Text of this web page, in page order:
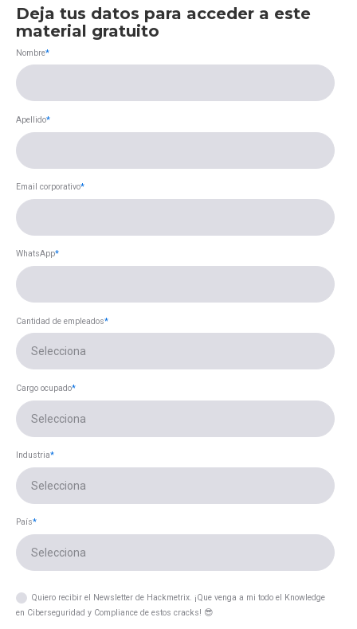
Deja tus datos para acceder a este
material gratuito
Nombre*
Apellido*
Email corporativo*
WhatsApp*
Cantidad de empleados*
Cargo ocupado*
Industria*
País*
Quiero recibir el Newsletter de Hackmetrix. ¡Que venga a mi todo el Knowledge
en Ciberseguridad y Compliance de estos cracks! 😎